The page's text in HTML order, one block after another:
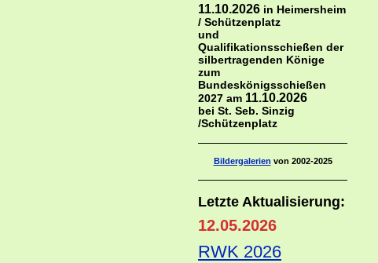
11.10.2026 in Heimersheim
/ Schützenplatz
und
Qualifikationsschießen der
silbertragenden Könige
zum
Bundeskönigsschießen
2027 am 11.10.2026
bei St. Seb. Sinzig
/Schützenplatz
Bildergalerien von 2002-2025
Letzte Aktualisierung:
12.05.2026
RWK 2026